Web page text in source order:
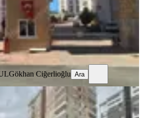
₺
Gökhan Ciğerlioğlu
Gökhan Ciğerlioğlu Ara
Gayrimenkul'den Mimoza
200m² Kiralık 4+1